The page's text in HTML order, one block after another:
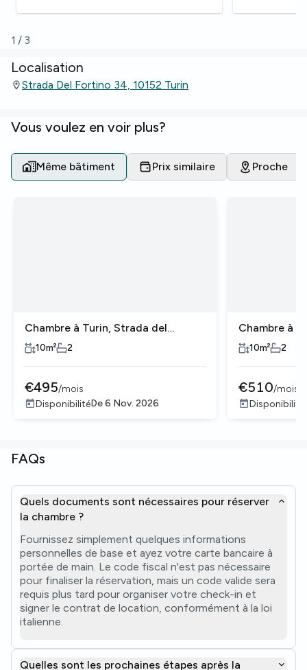
1/ 3
Localisation
Strada Del Fortino 34, 10152 Turin
Vous voulez en voir plus?
Même bâtiment Prix similaire Proche
Chambre à Turin, Strada del
Fortino
10m² 2
€495/mois
DisponibilitéDe6 Nov. 2026
Chambre à
Fortino
10m² 2
€510/mois
Disponibilité
FAQs
Quels documents sont nécessaires pour réserver
la chambre ?
Fournissez simplement quelques informations
personnelles de base et ayez votre carte bancaire à
portée de main. Le code fiscal n'est pas nécessaire
pour finaliser la réservation, mais un code valide sera
requis plus tard pour organiser votre check-in et
signer le contrat de location, conformément à la loi
italienne.
Quelles sont les prochaines étapes après la